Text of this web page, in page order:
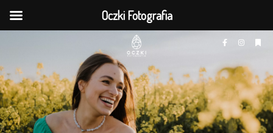
Oczki Fotografia